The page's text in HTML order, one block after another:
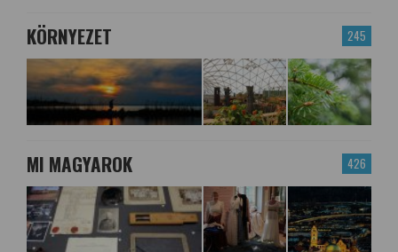
245
KÖRNYEZET
426
MI MAGYAROK